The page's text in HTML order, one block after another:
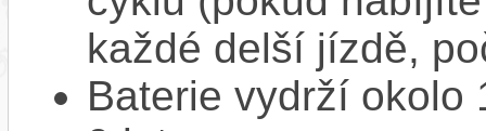
každé delší jízdě,
Baterie vydrží okolo